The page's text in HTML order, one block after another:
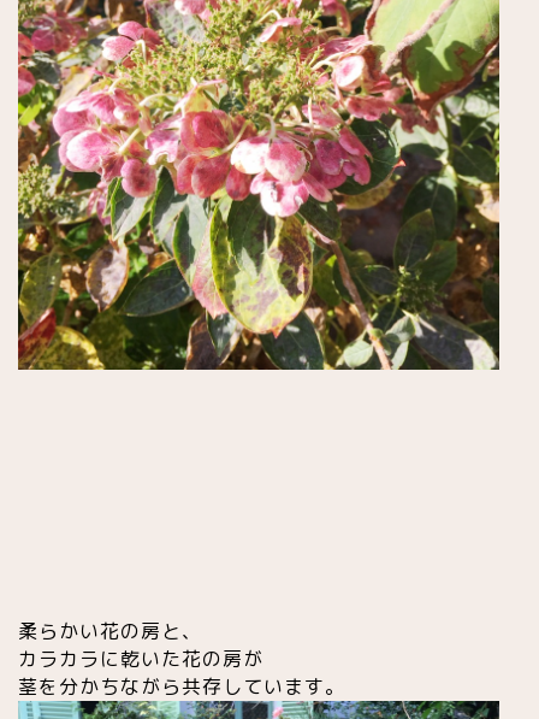
柔らかい花の房と、
カラカラに乾いた花の房が
茎を分かちながら共存しています。